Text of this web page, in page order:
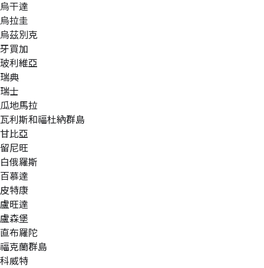
烏干達
烏拉圭
烏茲別克
牙買加
玻利維亞
瑞典
瑞士
瓜地馬拉
瓦利斯和福杜納群島
甘比亞
留尼旺
白俄羅斯
百慕達
皮特康
盧旺達
盧森堡
直布羅陀
福克蘭群島
科威特